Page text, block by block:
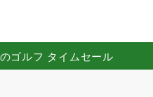
ゴルフ タイムセール